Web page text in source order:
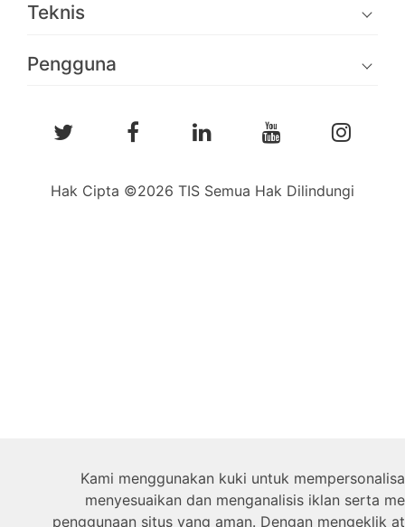
Teknis
Pengguna
Hak Cipta ©2026 TIS Semua Hak Dilindungi
Kami menggunakan kuki untuk
menyesuaikan dan menganalisis iklan serta
penggunaan situs yang aman. Dengan mengeklik